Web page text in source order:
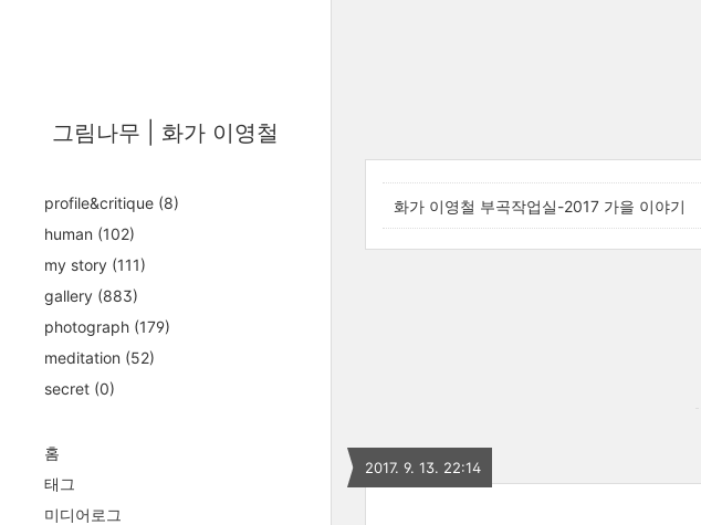
그림나무 | 화가 이영철
profile&critique (8)
human (102)
my story (111)
gallery (883)
photograph (179)
meditation (52)
secret (0)
홈
태그
미디어로그
화가 이영철 부곡작업실-2017 가을 이야기
2017. 9. 13. 22:14